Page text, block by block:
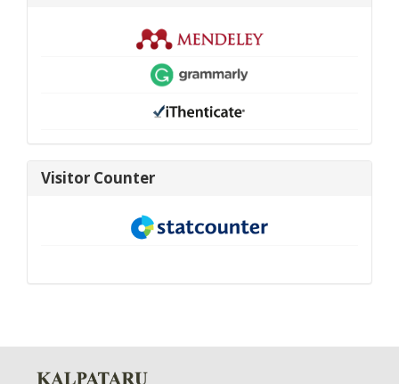
visitor-
Visitor Counter